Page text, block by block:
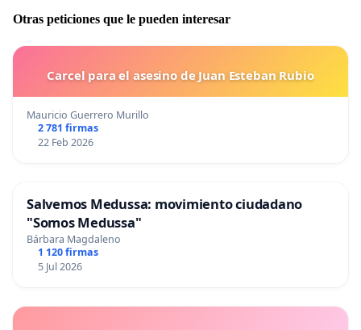
Otras peticiones que le pueden interesar
Carcel para el asesino de Juan Esteban Rubio
Mauricio Guerrero Murillo
2 781 firmas
22 Feb 2026
Salvemos Medussa: movimiento ciudadano
"Somos Medussa"
Bárbara Magdaleno
1 120 firmas
5 Jul 2026